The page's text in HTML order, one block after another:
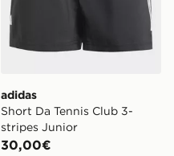
adidas
Short Da Tennis Club 3-
stripes Junior
30,00€